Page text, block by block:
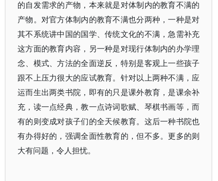
的自发需求的产物，本来就是对体制内的教育不满的
产物。对官方体制内的教育不满也分两种，一种是对
其不系统讲中国的国学、传统文化的不满，急需补充
这方面的教育内容，另一种是对现行体制内的办学理
念、模式、方法的全面逆反，特别是客观上一些孩子
跟不上压力很大的应试教育。针对以上两种不满，应
运而生出两类书院，即有的只是课外教育，是课余补
充，读一点经典，教一点诗词歌赋、琴棋书画等，而
有的则变成对孩子们的全天候教育。这后一种书院也
有办得好的，强调全面性教育的，但不多。更多的则
大有问题，令人担忧。